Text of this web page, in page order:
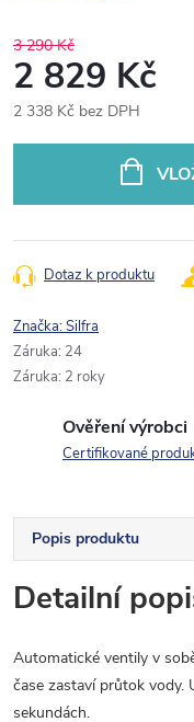
3 290 Kč
2 829 Kč
2 338 Kč bez DPH
Dotaz k produktu
Značka:Silfra
Záruka: 24
Záruka: 2 roky
Ověření výrobci
Certifikované
Popis produktu
Detailní
Automatické ventily v
čase zastaví průtok vody.
sekundách.